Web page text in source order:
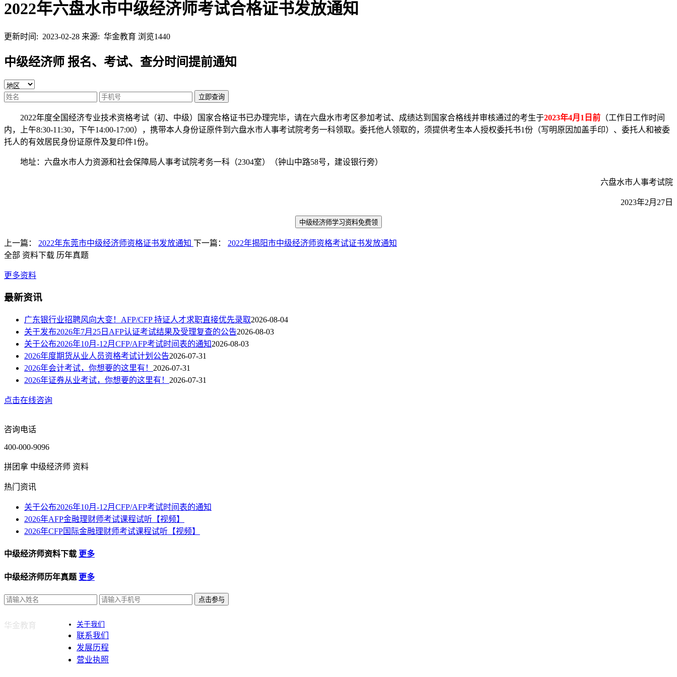
2022年六盘水市中级经济师考试合格证书发放通知
更新时间: 2023-02-28 来源: 华金教育 浏览1440
中级经济师 报名、考试、查分时间提前通知
立即查询
2022年度全国经济专业技术资格考试（初、中级）国家合格证书已办理完毕，请在六盘水市考区参加考试、成绩达到国家合格线并审核通过的考生于2023年4月1日前 （工作日工作时间
内，上午8:30-11:30，下午14:00-17:00），携带本人身份证原件到六盘水市人事考试院考务一科领取。委托他人领取的，须提供考生本人授权委托书1份（写明原因加盖手印）、委托人和被委
托人的有效居民身份证原件及复印件1份。
地址：六盘水市人力资源和社会保障局人事考试院考务一科（2304室）（钟山中路58号，建设银行旁）
六盘水市人事考试院
2023年2月27日
中级经济师学习资料免费领
上一篇： 2022年东莞市中级经济师资格证书发放通知 下一篇： 2022年揭阳市中级经济师资格考试证书发放通知
全部 资料下载 历年真题
更多资料
最新资讯
广东银行业招聘风向大变！AFP/CFP 持证人才求职直接优先录取2026-08-04
关于发布2026年7月25日AFP认证考试结果及受理复查的公告2026-08-03
关于公布2026年10月-12月CFP/AFP考试时间表的通知2026-08-03
2026年度期货从业人员资格考试计划公告2026-07-31
2026年会计考试，你想要的这里有！ 2026-07-31
2026年证券从业考试，你想要的这里有！ 2026-07-31
点击在线咨询
咨询电话
400-000-9096
拼团拿 中级经济师 资料
热门资讯
关于公布2026年10月-12月CFP/AFP考试时间表的通知
2026年AFP金融理财师考试课程试听【视频】
2026年CFP国际金融理财师考试课程试听【视频】
中级经济师资料下载 更多
中级经济师历年真题 更多
点击参与
华金教育 关于我们
联系我们
发展历程
营业执照